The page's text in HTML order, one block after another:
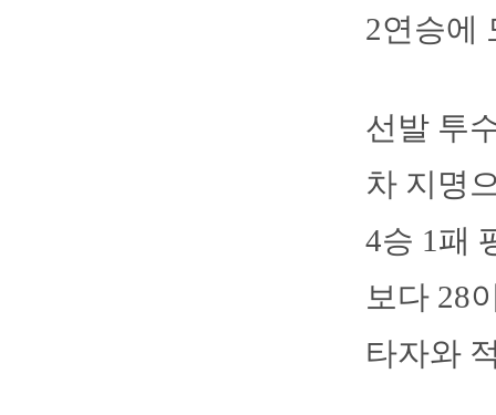
2연승에
선발 투
차 지명
4승 1패
보다 28
타자와